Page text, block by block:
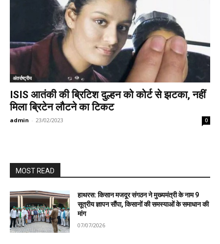
अंतर्राष्ट्रीय
ISIS आतंकी की ब्रिटिश दुल्हन को कोर्ट से झटका, नहीं
मिला ब्रिटेन लौटने का टिकट
admin - 23/02/2023 0
MOST READ
हाथरस: किसान मजदूर संगठन ने मुख्यमंत्री के नाम 9
सूत्रीय ज्ञापन सौंपा, किसानों की समस्याओं के समाधान की
मांग
07/07/2026